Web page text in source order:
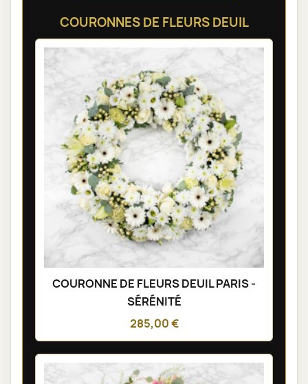
COURONNES DE FLEURS DEUIL
COURONNE DE FLEURS DEUIL PARIS -
SÉRÉNITÉ
285,00 €